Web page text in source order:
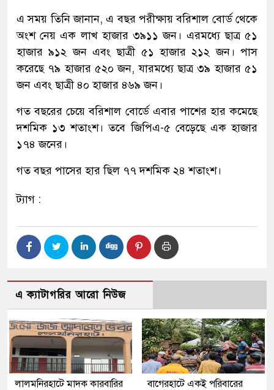
এ সময় তিনি জানান, এ বছর পরীক্ষায় বরিশাল বোর্ড থেকে
অংশ নেয় এক লাখ হাজার ৩৯১১ জন। এরমধ্যে ছাত্র ৫১
হাজার ৯১২ জন এবং ছাত্রী ৫১ হাজার ২১২ জন। পাস
করেছে ৭৯ হাজার ৫২০ জন, যারমধ্যে ছাত্র ৩৯ হাজার ৫১
জন এবং ছাত্রী ৪০ হাজার ৪৬৯ জন।
গত বছরের চেয়ে বরিশাল বোর্ডে এবার পাশের হার কমেছে
দশমিক ১৩ শতাংশ। ত‌বে জিপিএ-৫ বে‌ড়ে‌ছে এক হাজার
১৭৪ জনের।
গত বছর পাসের হার ছিল ৭৭ দশমিক ২৪ শতাংশ।
ট্যাগ :
এ ক্যাটাগরির আরো নিউজ
লালমনিরহাটে মাদক কারবারির
‎বাগেরহাটে একই পরিবারের